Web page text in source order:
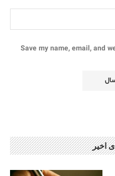
Save my name, email, and
اخیر